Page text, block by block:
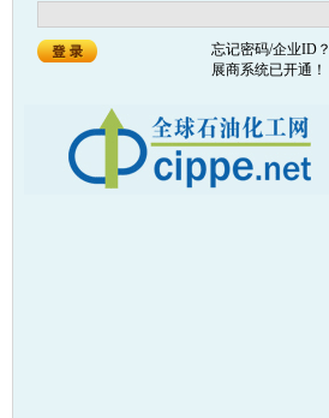
忘记密码/企业ID？
展商系统已开通！